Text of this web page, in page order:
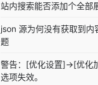
站内搜索能否添加个全部
json 源为何没有获取到内
题
警告：[优化设置]->[优化
选项失效。